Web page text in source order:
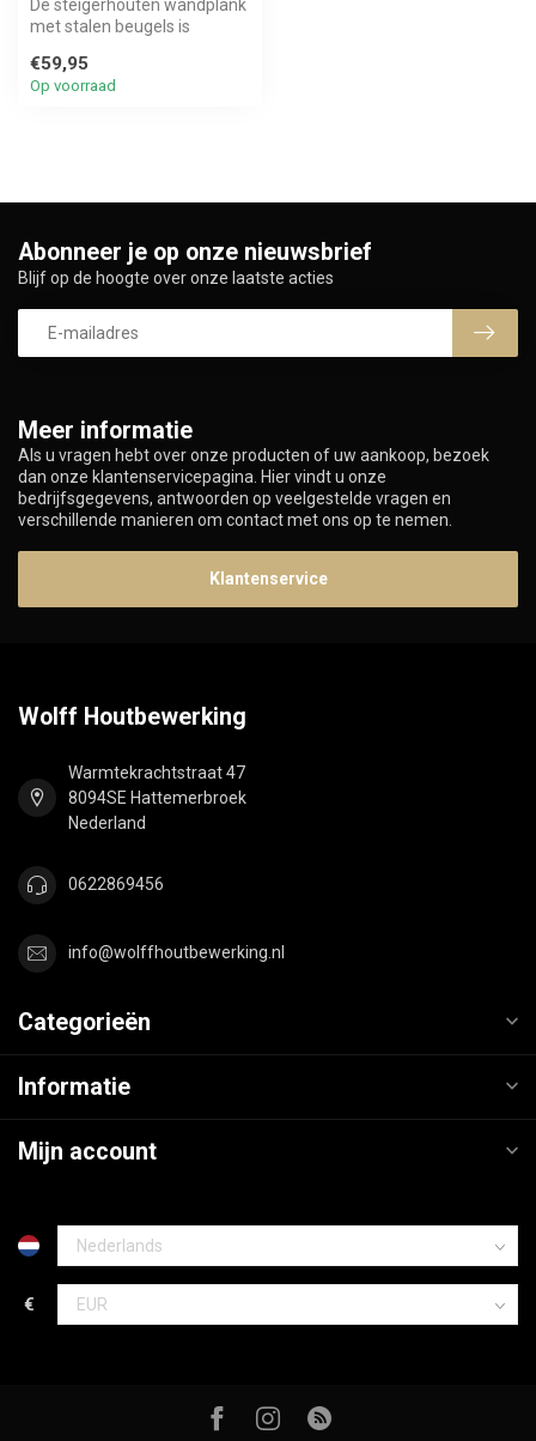
De steigerhouten wandplank
met stalen beugels is
steigerhout. ...
€59,95
Op voorraad
Meer informatie
Als u vragen hebt over onze producten of uw aankoop, bezoek
dan onze klantenservicepagina. Hier vindt u onze
bedrijfsgegevens, antwoorden op veelgestelde vragen en
verschillende manieren om contact met ons op te nemen.
Klantenservice
Abonneer je op onze nieuwsbrief
Blijf op de hoogte over onze laatste acties
Wolff Houtbewerking
Warmtekrachtstraat 47
8094SE Hattemerbroek
Nederland
0622869456
info@wolffhoutbewerking.nl
Categorieën
Informatie
Mijn account
€